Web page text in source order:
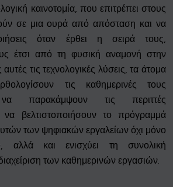
καινοτομία, που επιτρέπει στους
σε μια ουρά από απόσταση και να
όταν έρθει η σειρά τους,
έτσι από τη φυσική αναμονή στην
τις τεχνολογικές λύσεις, τα άτομα
τις καθημερινές τους
να παρακάμψουν τις περιττές
να βελτιστοποιήσουν το πρόγραμμά
των ψηφιακών εργαλείων όχι μόνο
αλλά και ενισχύει τη συνολική
των καθημερινών εργασιών.